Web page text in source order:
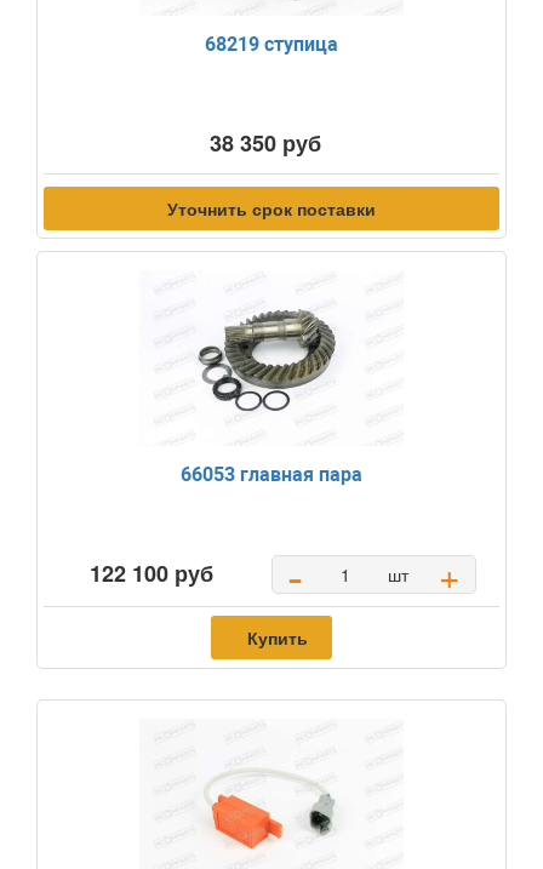
68219 ступица
38 350 руб
Уточнить срок поставки
66053 главная пара
122 100 руб - шт +
Купить